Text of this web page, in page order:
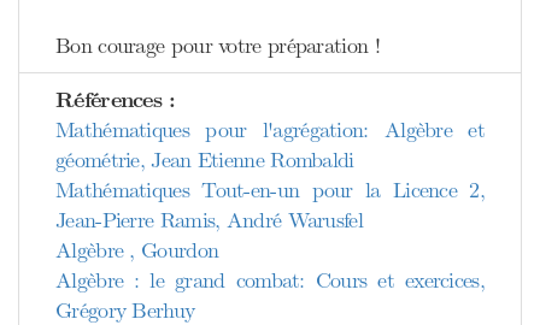
Bon courage pour votre préparation !
Références :
Mathématiques pour l'agrégation: Algèbre et
géométrie, Jean Etienne Rombaldi
Mathématiques Tout-en-un pour la Licence 2,
Jean-Pierre Ramis, André Warusfel
Algèbre , Gourdon
Algèbre : le grand combat: Cours et exercices,
Grégory Berhuy